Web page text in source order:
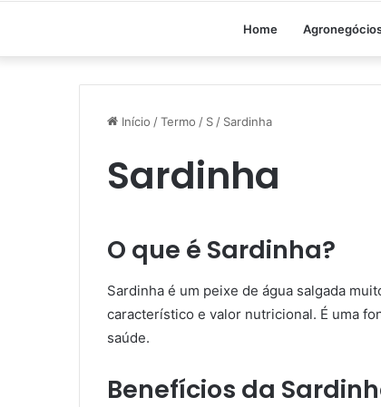
Home
Início /Termo / S / Sardinha
Sardinha
O que é Sardinha?
Sardinha é um peixe de água salgada
característico e valor nutricional. É uma
saúde.
Benefícios da